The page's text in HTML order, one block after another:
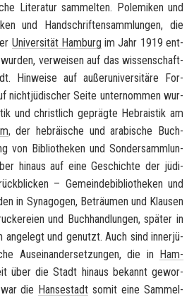
Li­te­ra­tur sam­mel­ten. Po­le­mi­ken und
und Hand­schrif­ten­samm­lun­gen, die
Uni­ver­si­tät Ham­burg im Jahr 1919 ent­
ver­wei­sen auf das wis­sen­schaft­
Hin­wei­se auf au­ßer­uni­ver­si­tä­re For­
nicht­jü­di­scher Seite un­ter­nom­men wur­
und christ­lich ge­präg­te He­brais­tik am
, der he­bräi­sche und ara­bi­sche Buch­
von Bi­blio­the­ken und Son­der­samm­lun­
hin­aus auf eine Ge­schich­te der jü­di­
– Ge­mein­de­bi­blio­the­ken und
in Syn­ago­gen, Be­träu­men und Klau­sen
und Buch­hand­lun­gen, spä­ter in
an­ge­legt und ge­nutzt. Auch sind in­ner­jü­
Aus­ein­an­der­set­zun­gen, die in Ham­
über die Stadt hin­aus be­kannt ge­wor­
die Han­se­stadt somit eine Sam­mel­